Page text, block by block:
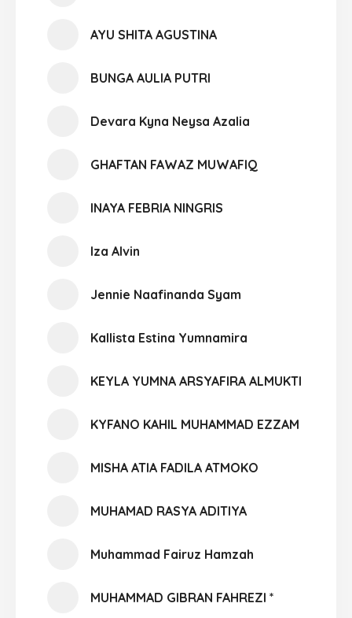
AYU SHITA AGUSTINA
BUNGA AULIA PUTRI
Devara Kyna Neysa Azalia
GHAFTAN FAWAZ MUWAFIQ
INAYA FEBRIA NINGRIS
Iza Alvin
Jennie Naafinanda Syam
Kallista Estina Yumnamira
KEYLA YUMNA ARSYAFIRA ALMUKTI
KYFANO KAHIL MUHAMMAD EZZAM
MISHA ATIA FADILA ATMOKO
MUHAMAD RASYA ADITIYA
Muhammad Fairuz Hamzah
MUHAMMAD GIBRAN FAHREZI *